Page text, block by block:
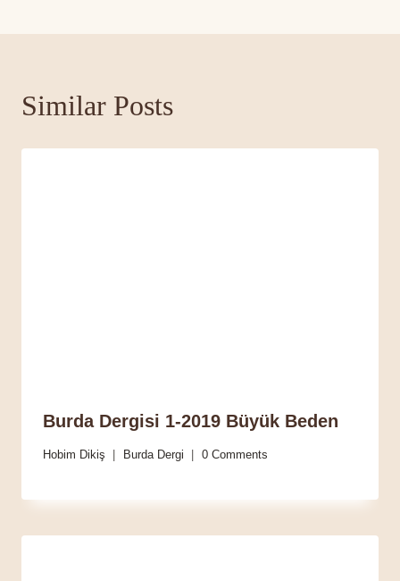
Similar Posts
Burda Dergisi 1-2019 Büyük Beden
Hobim Dikiş Burda Dergi 0 Comments